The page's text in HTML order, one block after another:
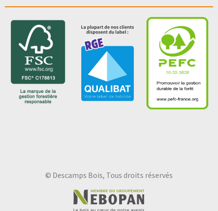
© Descamps Bois, Tous droits réservés